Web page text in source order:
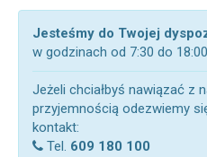
Jesteśmy do Twojej
w godzinach od 7:30 do
Jeżeli chciałbyś nawiązać z
przyjemnością odezwiemy
kontakt:
Tel. 609 180 100